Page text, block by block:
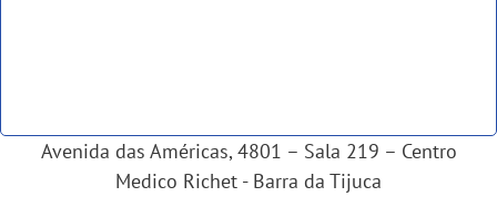
Avenida das Américas, 4801 – Sala 219 – Centro
Medico Richet - Barra da Tijuca